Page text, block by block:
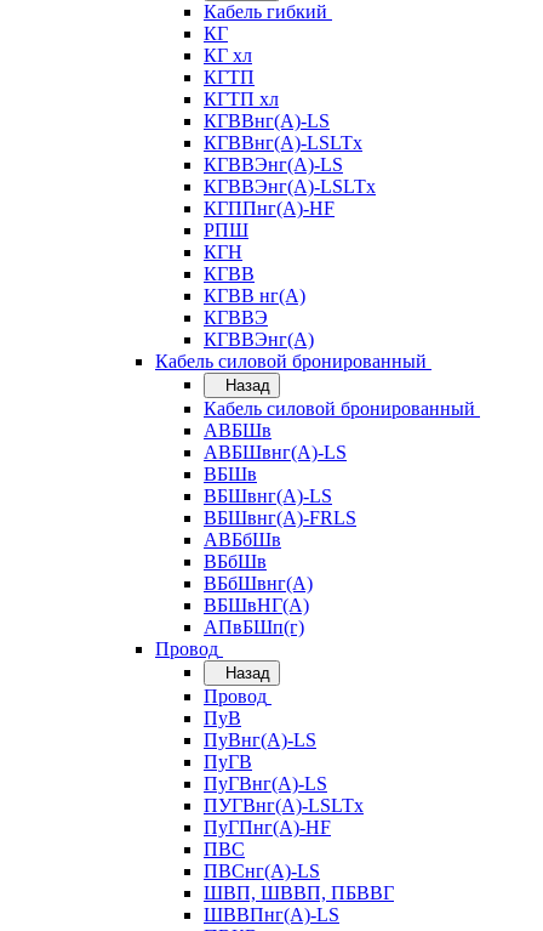
Кабель гибкий
КГ
КГ хл
КГТП
КГТП хл
КГВВнг(А)-LS
КГВВнг(А)-LSLTx
КГВВЭнг(А)-LS
КГВВЭнг(А)-LSLTx
КГППнг(А)-HF
РПШ
КГН
КГВВ
КГВВ нг(А)
КГВВЭ
КГВВЭнг(А)
Кабель силовой бронированный
Назад
Кабель силовой бронированный
АВБШв
АВБШвнг(А)-LS
ВБШв
ВБШвнг(А)-LS
ВБШвнг(А)-FRLS
АВБбШв
ВБбШв
ВБбШвнг(А)
ВБШвНГ(А)
АПвБШп(г)
Провод
Назад
Провод
ПуВ
ПуВнг(А)-LS
ПуГВ
ПуГВнг(А)-LS
ПУГВнг(А)-LSLTx
ПуГПнг(А)-HF
ПВС
ПВСнг(А)-LS
ШВП, ШВВП, ПБВВГ
ШВВПнг(А)-LS